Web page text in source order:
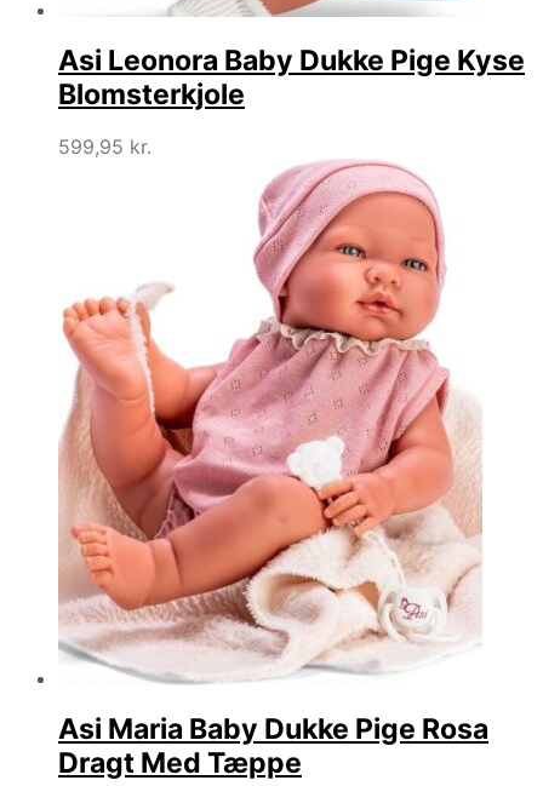
Asi Leonora Baby Dukke Pige Kyse
Blomsterkjole
599,95 kr.
Asi Maria Baby Dukke Pige Rosa
Dragt Med Tæppe